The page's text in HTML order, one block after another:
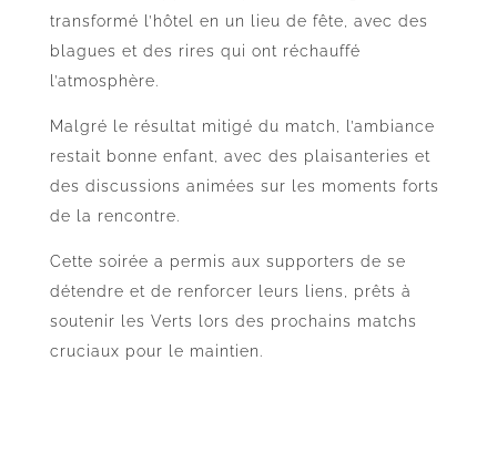
transformé l’hôtel en un lieu de fête, avec des
blagues et des rires qui ont réchauffé
l’atmosphère.
Malgré le résultat mitigé du match, l’ambiance
restait bonne enfant, avec des plaisanteries et
des discussions animées sur les moments forts
de la rencontre.
Cette soirée a permis aux supporters de se
détendre et de renforcer leurs liens, prêts à
soutenir les Verts lors des prochains matchs
cruciaux pour le maintien.